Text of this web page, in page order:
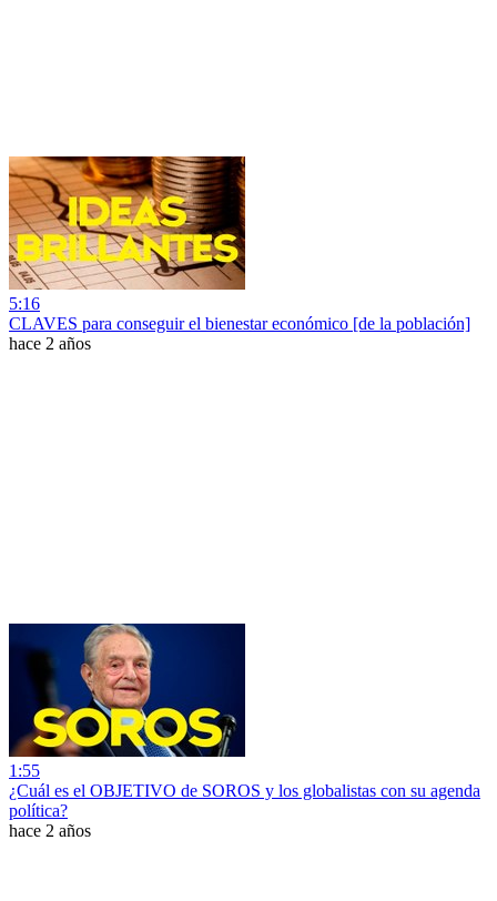
5:16
CLAVES para conseguir el bienestar económico [de la población]
hace 2 años
1:55
¿Cuál es el OBJETIVO de SOROS y los globalistas con su agenda
política?
hace 2 años